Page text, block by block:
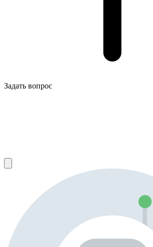
Задать вопрос